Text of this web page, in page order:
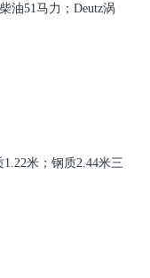
油51马力；Deutz涡
米；钢质2.44米三